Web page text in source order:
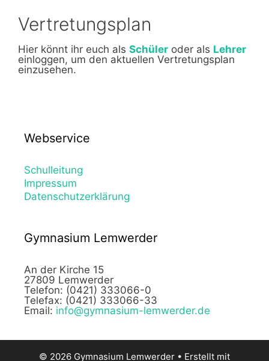
Vertretungsplan
Hier könnt ihr euch als Schüler oder als Lehrer
einloggen, um den aktuellen Vertretungsplan
einzusehen.
Webservice
Schulleitung
Impressum
Datenschutzerklärung
Gymnasium Lemwerder
An der Kirche 15
27809 Lemwerder
Telefon: (0421) 333066-0
Telefax: (0421) 333066-33
Email: info@gymnasium-lemwerder.de
© 2026 Gymnasium Lemwerder • Erstellt mit